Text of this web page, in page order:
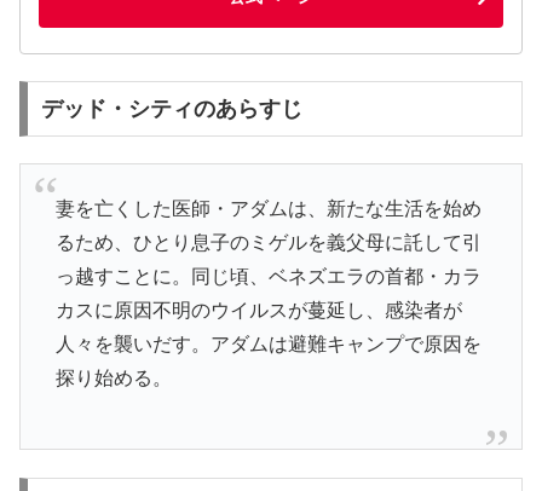
デッド・シティのあらすじ
妻を亡くした医師・アダムは、新たな生活を始め
るため、ひとり息子のミゲルを義父母に託して引
っ越すことに。同じ頃、ベネズエラの首都・カラ
カスに原因不明のウイルスが蔓延し、感染者が
人々を襲いだす。アダムは避難キャンプで原因を
探り始める。